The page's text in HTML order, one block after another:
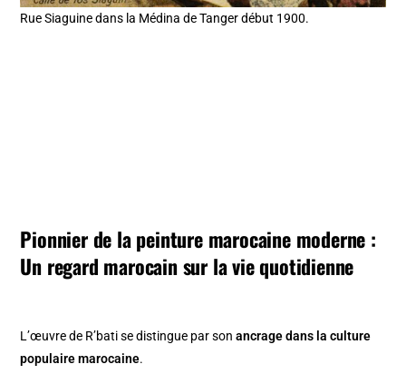
Rue Siaguine dans la Médina de Tanger début 1900.
Pionnier de la peinture marocaine moderne :
Un regard marocain sur la vie quotidienne
L’œuvre de R’bati se distingue par sonancrage dans la culture
populaire marocaine.